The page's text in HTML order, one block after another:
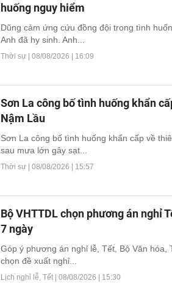
huống nguy hiểm
Dũng cảm ứng cứu đồng đội trong tình
Anh đã hy sinh. Anh...
Thời sự | 08/08/2026 | 16:09
Sơn La công bố tình huống khẩn
Nậm Lầu
Sơn La công bố tình huống khẩn cấp về
sau mưa lớn gây sạt...
Thời sự | 08/08/2026 | 15:57
Bộ VHTTDL chọn phương án nghỉ
7 ngày
Góp ý phương án nghỉ lễ, Tết, Bộ Văn hóa,
chọn đề xuất nghỉ...
Lịch nghỉ lễ, Tết | 08/08/2026 | 15:30